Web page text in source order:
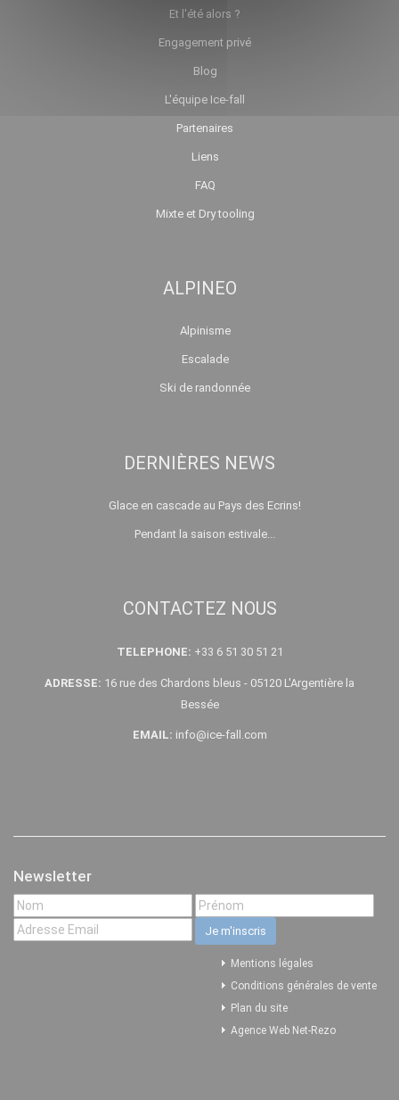
Et l'été alors ?
Engagement privé
Blog
L'équipe Ice-fall
Partenaires
Liens
FAQ
Mixte et Dry tooling
ALPINEO
Alpinisme
Escalade
Ski de randonnée
DERNIÈRES NEWS
Glace en cascade au Pays des Ecrins!
Pendant la saison estivale...
CONTACTEZ NOUS
TELEPHONE: +33 6 51 30 51 21
ADRESSE: 16 rue des Chardons bleus - 05120 L'Argentière la
Bessée
EMAIL: info@ice-fall.com
Newsletter
Mentions légales
Conditions générales de vente
Plan du site
Agence Web Net-Rezo